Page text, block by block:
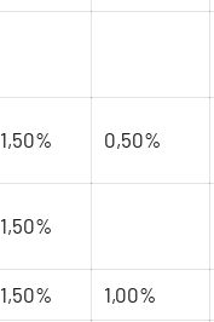
1,50% 0,50%
1,50%
1,50% 1,00%